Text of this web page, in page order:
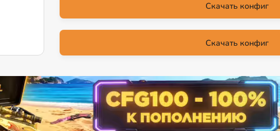
Скачать конфиг
Скачать конфиг